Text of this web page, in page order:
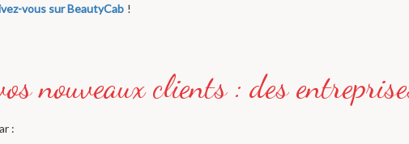
vous sur BeautyCab !
: